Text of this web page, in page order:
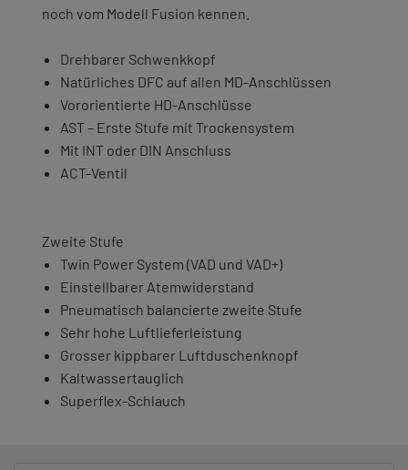
noch vom Modell Fusion kennen.
Drehbarer Schwenkkopf
Natürliches DFC auf allen MD-Anschlüssen
Vororientierte HD-Anschlüsse
AST – Erste Stufe mit Trockensystem
Mit INT oder DIN Anschluss
ACT-Ventil
Zweite Stufe
Twin Power System (VAD und VAD+)
Einstellbarer Atemwiderstand
Pneumatisch balancierte zweite Stufe
Sehr hohe Luftlieferleistung
Grosser kippbarer Luftduschenknopf
Kaltwassertauglich
Superflex-Schlauch